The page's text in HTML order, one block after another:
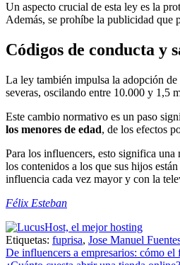
Un aspecto crucial de esta ley es la
Además, se prohíbe la publicidad que
Códigos de conducta y
La ley también impulsa la adopción
severas, oscilando entre 10.000 y 1,5
Este cambio normativo es un paso
los menores de edad, de los efectos
Para los influencers, esto significa una
los contenidos a los que sus hijos
influencia cada vez mayor y con la
Félix Esteban
Etiquetas: fuprisa, Jose Manuel
Navegación
De influencers a empresarios: cómo el